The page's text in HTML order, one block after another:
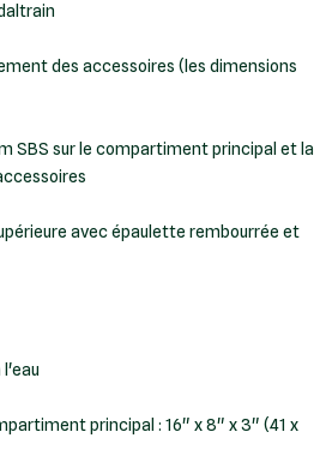
des accessoires (les dimensions
SBS sur le compartiment principal et la
avec épaulette rembourrée et
principal : 16" x 8" x 3" (41 x